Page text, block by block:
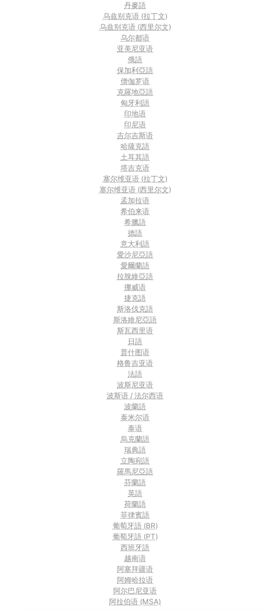
丹麥語
乌兹别克语 (拉丁文)
乌兹别克语 (西里尔文)
乌尔都语
亚美尼亚语
俄語
保加利亞語
僧伽罗语
克羅地亞語
匈牙利語
印地语
印尼语
吉尔吉斯语
哈薩克語
土耳其語
塔吉克语
塞尔维亚语 (拉丁文)
塞尔维亚语 (西里尔文)
孟加拉语
希伯来语
希臘語
德語
意大利語
愛沙尼亞語
愛爾蘭語
拉脫維亞語
挪威语
捷克語
斯洛伐克語
斯洛維尼亞語
斯瓦西里语
日語
普什图语
格鲁吉亚语
法語
波斯尼亚语
波斯语 / 法尔西语
波蘭語
泰米尔语
泰语
烏克蘭語
瑞典語
立陶宛語
羅馬尼亞語
芬蘭語
英語
荷蘭語
菲律賓語
葡萄牙語 (BR)
葡萄牙語 (PT)
西班牙語
越南语
阿塞拜疆语
阿姆哈拉语
阿尔巴尼亚语
阿拉伯语 (MSA)